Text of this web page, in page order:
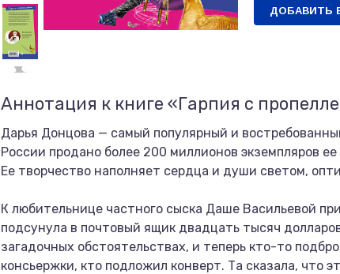
ДОБАВИТЬ
Аннотация к книге «Гарпия с
Дарья Донцова — самый популярный и
России продано более 200 миллионов экземпляров ее
Ее творчество наполняет сердца и души светом,
К любительнице частного сыска Даше Васильевой
подсунула в почтовый ящик двадцать тысяч
загадочных обстоятельствах, и теперь кто-то
консьержки, кто подложил конверт. Та сказала, что